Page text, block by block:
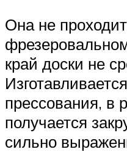
Она не
край доски не
прессования, в
получается
сильно